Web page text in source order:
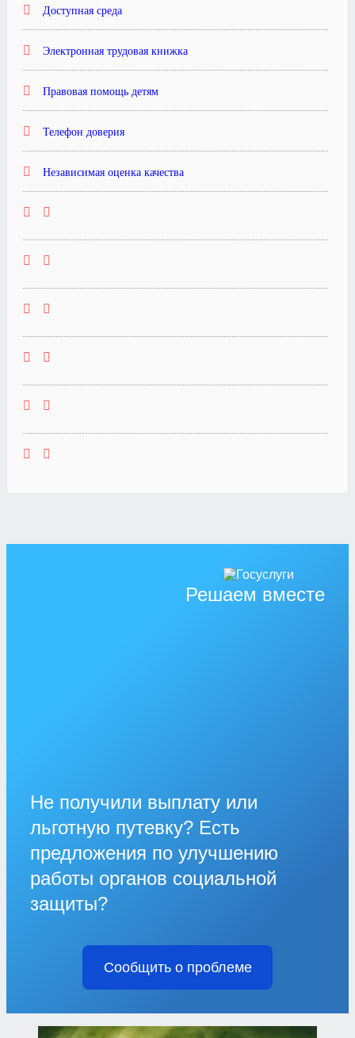
Доступная среда
Электронная трудовая книжка
Правовая помощь детям
Телефон доверия
Независимая оценка качества
Решаем вместе
Не получили выплату или
льготную путевку? Есть
предложения по улучшению
работы органов социальной
защиты?
Сообщить о проблеме